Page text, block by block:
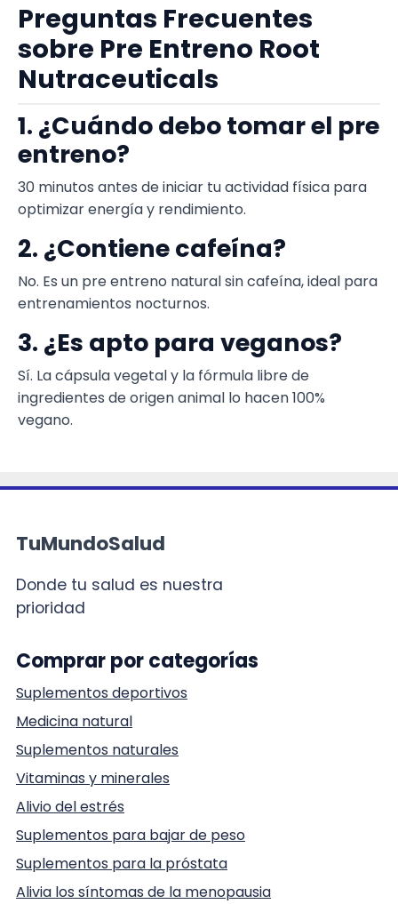
Preguntas Frecuentes
sobre Pre Entreno Root
Nutraceuticals
1. ¿Cuándo debo tomar el pre
entreno?
30 minutos antes de iniciar tu actividad física para
optimizar energía y rendimiento.
2. ¿Contiene cafeína?
No. Es un pre entreno natural sin cafeína, ideal para
entrenamientos nocturnos.
3. ¿Es apto para veganos?
Sí. La cápsula vegetal y la fórmula libre de
ingredientes de origen animal lo hacen 100%
vegano.
TuMundoSalud
Donde tu salud es nuestra
prioridad
Comprar por categorías
Suplementos deportivos
Medicina natural
Suplementos naturales
Vitaminas y minerales
Alivio del estrés
Suplementos para bajar de peso
Suplementos para la próstata
Alivia los síntomas de la menopausia